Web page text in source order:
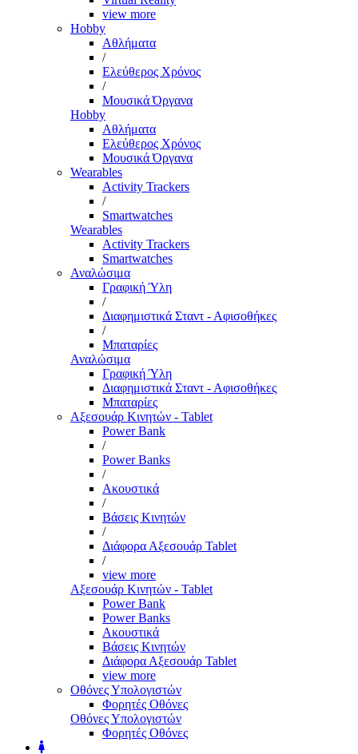
view more
Hobby
Αθλήματα
/
Ελεύθερος Χρόνος
/
Μουσικά Όργανα
Hobby
Αθλήματα
Ελεύθερος Χρόνος
Μουσικά Όργανα
Wearables
Activity Trackers
/
Smartwatches
Wearables
Activity Trackers
Smartwatches
Αναλώσιμα
Γραφική Ύλη
/
Διαφημιστικά Σταντ - Αφισοθήκες
/
Μπαταρίες
Αναλώσιμα
Γραφική Ύλη
Διαφημιστικά Σταντ - Αφισοθήκες
Μπαταρίες
Αξεσουάρ Κινητών - Tablet
Power Bank
/
Power Banks
/
Ακουστικά
/
Βάσεις Κινητών
/
Διάφορα Αξεσουάρ Tablet
/
view more
Αξεσουάρ Κινητών - Tablet
Power Bank
Power Banks
Ακουστικά
Βάσεις Κινητών
Διάφορα Αξεσουάρ Tablet
view more
Οθόνες Υπολογιστών
Φορητές Οθόνες
Οθόνες Υπολογιστών
Φορητές Οθόνες